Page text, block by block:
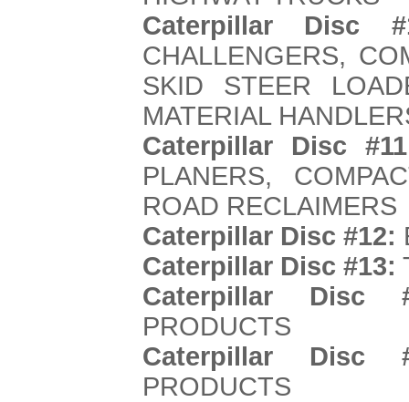
Caterpillar Disc
CHALLENGERS,
SKID STEER
MATERIAL
Caterpillar Disc
PLANERS,
ROAD RECLAIMERS
Caterpillar Disc #12:
Caterpillar Disc #13:
Caterpillar Disc
PRODUCTS
Caterpillar Disc
PRODUCTS